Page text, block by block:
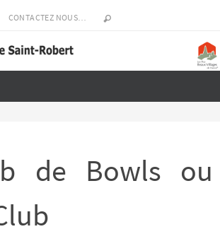
CONTACTEZ NOUS…
de Bowls ou